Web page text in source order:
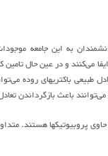
به این جامعه
ایفا می‌کنند و در عین حال
طبیعی باکتریهای روده
باعث بازگرداندن
پروبیوتیکها هستند.